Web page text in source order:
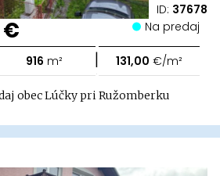
ID: 37678
€ Na predaj
916 m² | 131,00 €/m²
obec Lúčky pri Ružomberku